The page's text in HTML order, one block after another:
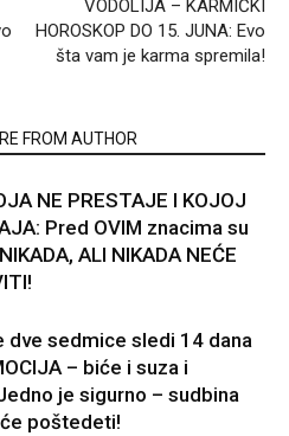
VODOLIJA – KARMIČKI
HOROSKOP DO 15. JUNA: Evo
šta vam je karma spremila!
FROM AUTHOR
NE PRESTAJE I KOJOJ
Pred OVIM znacima su
ALI NIKADA NEĆE
dve sedmice sledi 14 dana
– biće i suza i
je sigurno – sudbina
poštedeti!